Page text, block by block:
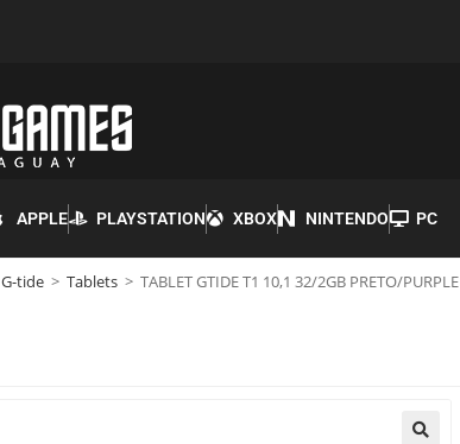
APPLE PLAYSTATION XBOX NINTENDO PC
G-tide > Tablets > TABLET GTIDE T1 10,1 32/2GB PRETO/PURPLE